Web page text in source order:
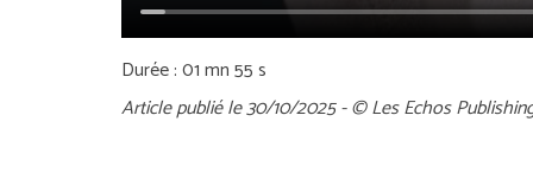
Durée : 01 mn 55 s
Article publié le 30/10/2025 - © Les Echos